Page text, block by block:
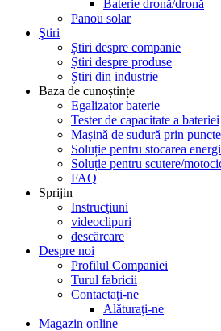
Baterie dronă/dronă
Panou solar
Ştiri
Știri despre companie
Știri despre produse
Știri din industrie
Baza de cunoștințe
Egalizator baterie
Tester de capacitate a bateriei
Mașină de sudură prin
Soluție pentru stocarea
Soluție pentru scutere/
FAQ
Sprijin
Instrucţiuni
videoclipuri
descărcare
Despre noi
Profilul Companiei
Turul fabricii
Contactaţi-ne
Alăturaţi-ne
Magazin online